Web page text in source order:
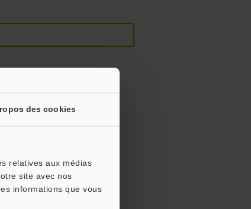
des cookies
relatives aux médias
site avec nos
informations que vous